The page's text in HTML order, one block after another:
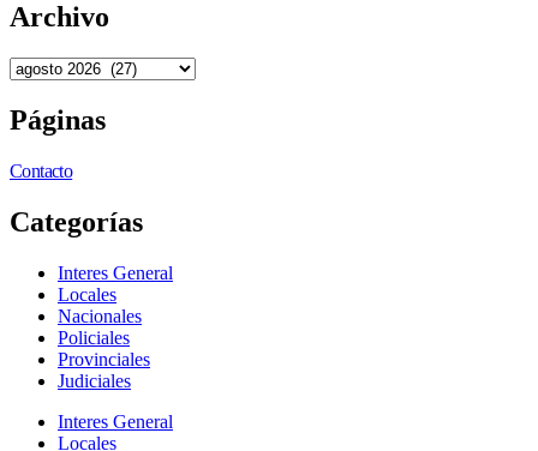
Archivo
Páginas
Contacto
Categorías
Interes General
Locales
Nacionales
Policiales
Provinciales
Judiciales
Interes General
Locales